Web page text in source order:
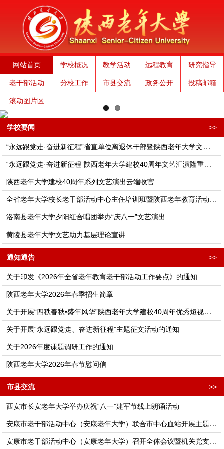
网站首页 学校概况 教学活动 远程教育 研究指导
老干部活动 分校工作 市县交流 政务公开 投稿邮箱
滚动图片区
>>
学校要闻
“永远跟党走·奋进新征程”省直单位离退休干部暨陕西老年大学文艺演出隆重举行
“永远跟党走·奋进新征程”陕西老年大学建校40周年文艺汇演隆重举行
陕西老年大学建校40周年系列文艺演出云端收官
全省老年大学校长老干部活动中心主任培训班​​​​​暨陕西老年教育活动高质量发展座谈会在西安举办
洛南县老年大学夕阳红合唱团举办“庆八一”文艺演出
黄陵县老年大学文艺助力基层理论宣讲
>>
通知通告
关于印发《2026年全省老年教育老干部活动工作要点》的通知
陕西老年大学2026年春季招生简章
关于开展“四秩春秋•盛年风华”陕西老年大学建校40周年优秀短视频征集活动的通知
关于开展“永远跟党走、奋进新征程”主题征文活动的通知
关于2026年度课题调研工作的通知
陕西老年大学2026年春节慰问信
>>
市县交流
西安市长安老年大学举办庆祝“八一”建军节线上朗诵活动
安康市老干部活动中心（安康老年大学）联合市中心血站开展主题党日活动
安康市老干部活动中心（安康老年大学）召开全体会议暨机关党支部理论学习会议